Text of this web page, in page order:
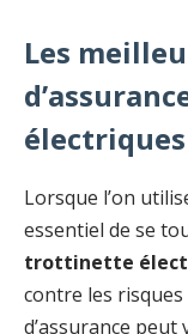
Les
électriques
Lorsque l’on
essentiel de se
trottinette
contre les risques
d’assurance